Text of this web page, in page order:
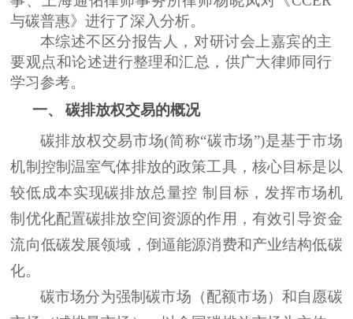
与碳普惠》进行了深入分析。
本综述不区分报告人，对研讨会上嘉宾的主
要观点和论述进行整理和汇总，供广大律师同行
学习参考。
一、
碳排放权交易的概况
碳排放权交易市场(简称“碳市场”)是基于市场
机制控制温室气体排放的政策工具，核心目标是以
较低成本实现碳排放总量控 制目标，发挥市场机
制优化配置碳排放空间资源的作用，有效引导资金
流向低碳发展领域，倒逼能源消费和产业结构低碳
化。
碳市场分为强制碳市场（配额市场）和自愿碳